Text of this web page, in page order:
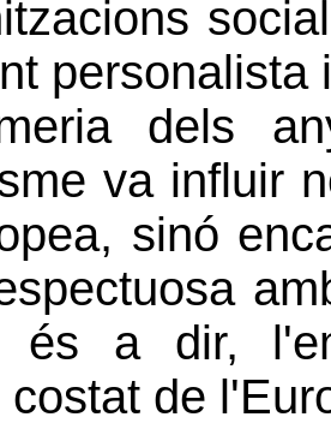
dels
va influir
sinó
és a dir,
costat de